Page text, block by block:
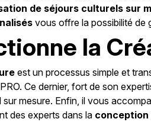
de séjours culturels sur
vous offre la possibilité de
la
est un processus simple et
Ce dernier, fort de son
mesure. Enfin, il vous
des experts dans la conception